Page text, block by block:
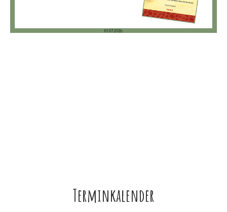
Terminkalender